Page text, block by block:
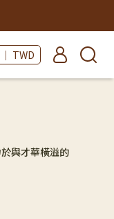
TWD
與才華橫溢的